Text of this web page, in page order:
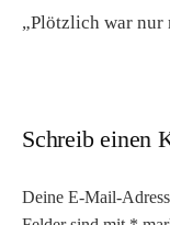
„Plötzlich war nur
Schreib einen
Deine E-Mail-